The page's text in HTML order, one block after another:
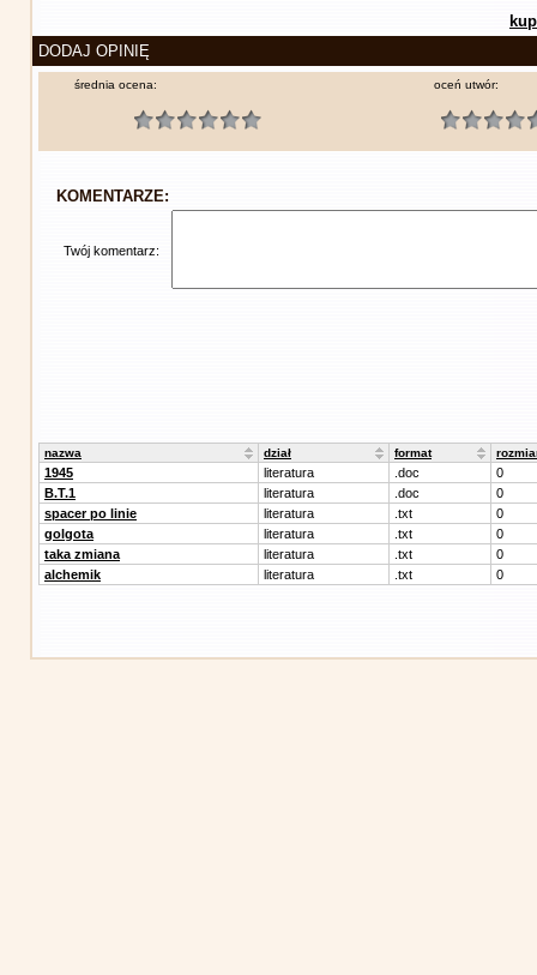
DODAJ OPINIĘ
średnia ocena: oceń utwór:
KOMENTARZE:
Twój komentarz:
nazwa dział format
1945 literatura .doc
0
B.T.1
literatura .doc
0
spacer po linie
literatura .txt
0
golgota
literatura .txt
0
taka zmiana
literatura .txt
0
alchemik
literatura .txt 0